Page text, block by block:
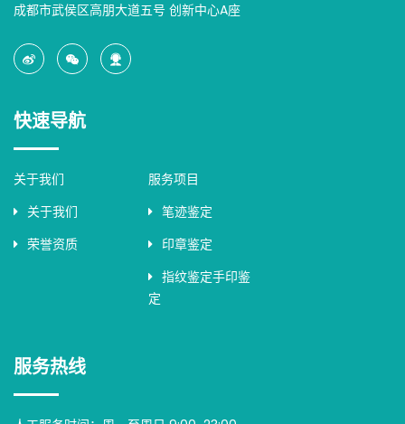
成都市武侯区高朋大道五号 创新中心A座
快速导航
关于我们
关于我们
荣誉资质
服务项目
笔迹鉴定
印章鉴定
指纹鉴定手印鉴
定
服务热线